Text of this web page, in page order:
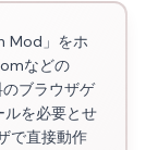
Mod」をホ
などの
ブラウザゲ
ルを必要とせ
で直接動作